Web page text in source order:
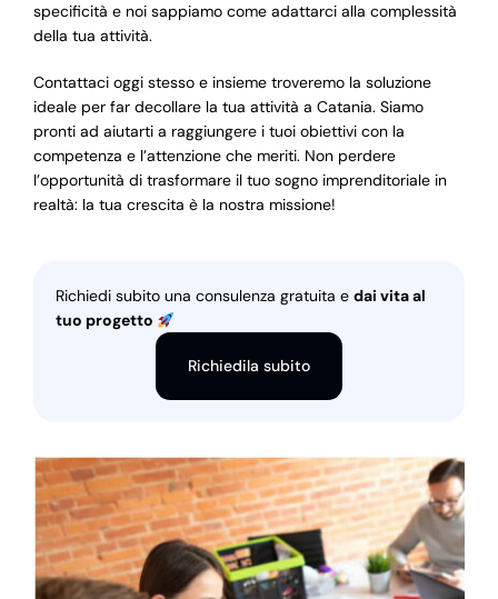
specificità e noi sappiamo come adattarci alla complessità
della tua attività.
Contattaci oggi stesso e insieme troveremo la soluzione
ideale per far decollare la tua attività a Catania. Siamo
pronti ad aiutarti a raggiungere i tuoi obiettivi con la
competenza e l’attenzione che meriti. Non perdere
l’opportunità di trasformare il tuo sogno imprenditoriale in
realtà: la tua crescita è la nostra missione!
Richiedi subito una consulenza gratuita e dai vita al
tuo progetto
Richiedila subito